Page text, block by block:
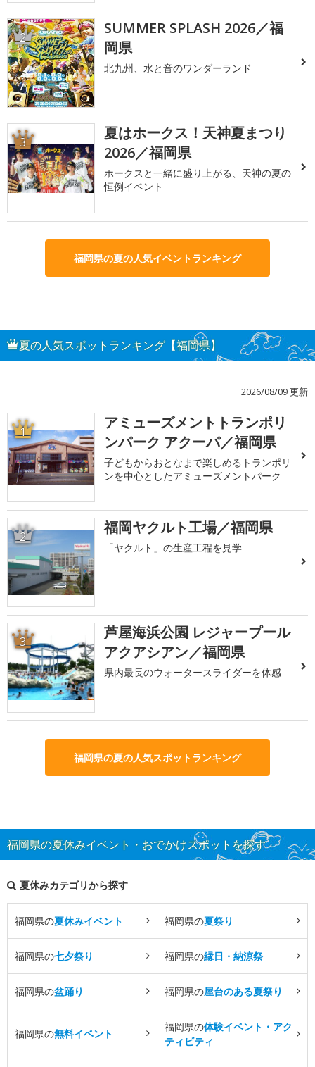
2
SUMMER SPLASH 2026／福
岡県
北九州、水と音のワンダーランド
3
夏はホークス！天神夏まつり
2026／福岡県
ホークスと一緒に盛り上がる、天神の夏の
恒例イベント
福岡県の夏の人気イベントランキング
夏の人気スポットランキング【福岡県】
2026/08/09 更新
1
アミューズメントトランポリ
ンパーク アクーパ／福岡県
子どもからおとなまで楽しめるトランポリ
ンを中心としたアミューズメントパーク
2 福岡ヤクルト工場／福岡県
「ヤクルト」の生産工程を見学
3
芦屋海浜公園 レジャープール
アクアシアン／福岡県
県内最長のウォータースライダーを体感
福岡県の夏の人気スポットランキング
福岡県の夏休みイベント・おでかけスポットを探す
夏休みカテゴリから探す
福岡県の夏休みイベント 福岡県の夏祭り
福岡県の七夕祭り 福岡県の縁日・納涼祭
福岡県の盆踊り 福岡県の屋台のある夏祭り
福岡県の無料イベント
福岡県の体験イベント・アク
ティビティ